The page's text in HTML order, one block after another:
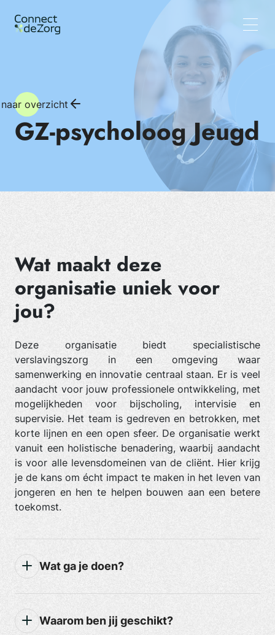
Vacatures
Wat wij doen
Team
Inzichten
overzicht
GZ-psycholoog Jeugd
Wat maakt deze
organisatie uniek voor
jou?
Deze organisatie biedt specialistische
verslavingszorg in een omgeving waar
samenwerking en innovatie centraal staan. Er is veel
aandacht voor jouw professionele ontwikkeling, met
mogelijkheden voor bijscholing, intervisie en
supervisie. Het team is gedreven en betrokken, met
korte lijnen en een open sfeer. De organisatie werkt
vanuit een holistische benadering, waarbij aandacht
is voor alle levensdomeinen van de cliënt. Hier krijg
je de kans om écht impact te maken in het leven van
jongeren en hen te helpen bouwen aan een betere
toekomst.
Wat ga je doen?
Waarom ben jij geschikt?